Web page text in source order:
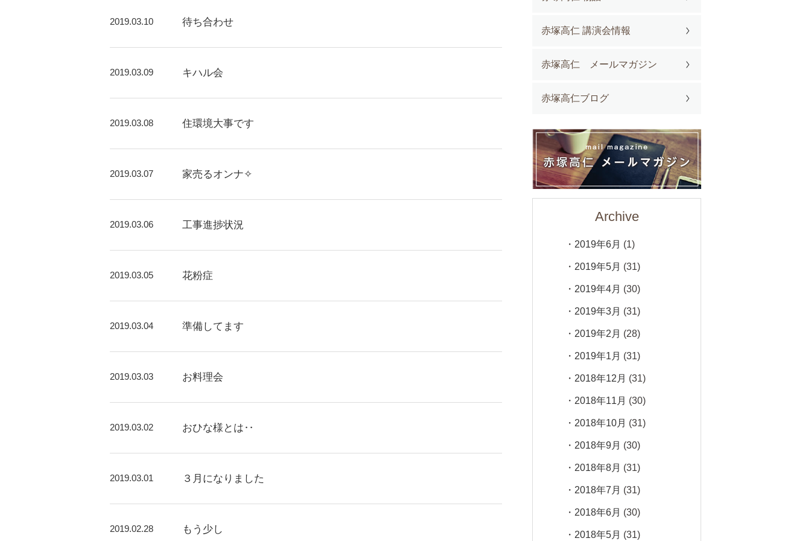
2019.03.10 待ち合わせ
2019.03.09 キハル会
2019.03.08 住環境大事です
2019.03.07 家売るオンナ✧
2019.03.06 工事進捗状況
2019.03.05 花粉症
2019.03.04 準備してます
2019.03.03 お料理会
2019.03.02 おひな様とは‥
2019.03.01 ３月になりました
2019.02.28 もう少し
赤塚高仁 講演会情報
赤塚高仁 メールマガジン
赤塚高仁ブログ
Archive
2019年6月 (1)
2019年5月 (31)
2019年4月 (30)
2019年3月 (31)
2019年2月 (28)
2019年1月 (31)
2018年12月 (31)
2018年11月 (30)
2018年10月 (31)
2018年9月 (30)
2018年8月 (31)
2018年7月 (31)
2018年6月 (30)
2018年5月 (31)